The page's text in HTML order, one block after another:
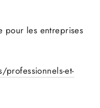
pour les entreprises
et-